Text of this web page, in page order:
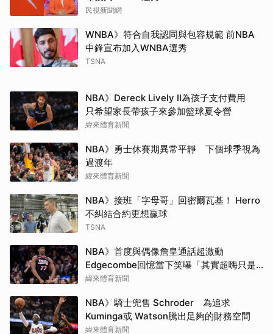
民視新聞網
WNBA》符合自我認同與包容規範 前NBA
中鋒宣布加入WNBA選秀
TSNA
NBA》Dereck Lively II為孩子支付費用
只希望家長帶孩子來參加籃球夏令營
緯來體育新聞
NBA》勇士休賽期異常平靜 下個球季視為
過渡年
緯來體育新聞
NBA》接班「字母哥」回密爾瓦基！ Herro
不糾結合約更想贏球
TSNA
NBA》首度與偶像詹皇通話超激動
Edgecombe回憶當下笑曝「其實超嗨只是
在裝酷」
緯來體育新聞
NBA》騎士兜售 Schroder 為追求
Kuminga或 Watson騰出足夠的財務空間
緯來體育新聞